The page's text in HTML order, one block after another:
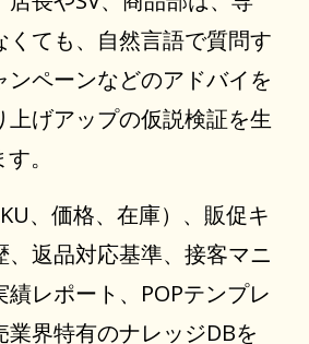
くても、自然言語で質問す
ンペーンなどのアドバイを
上げアップの仮説検証を生
。
、価格、在庫）、販促キ
、返品対応基準、接客マニ
績レポート、POPテンプレ
業界特有のナレッジDBを